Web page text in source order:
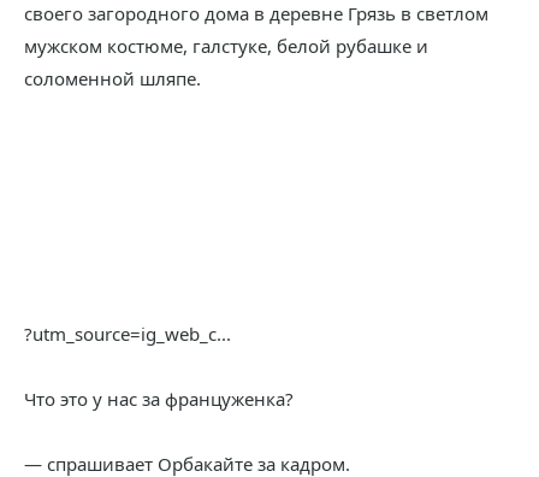
своего загородного дома в деревне Грязь в светлом
мужском костюме, галстуке, белой рубашке и
соломенной шляпе.
?utm_source=ig_web_c...
Что это у нас за француженка?
— спрашивает Орбакайте за кадром.